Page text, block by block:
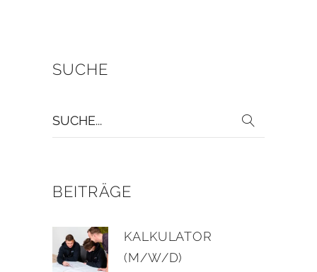
SUCHE
für:
BEITRÄGE
KALKULATOR
(M/W/D)